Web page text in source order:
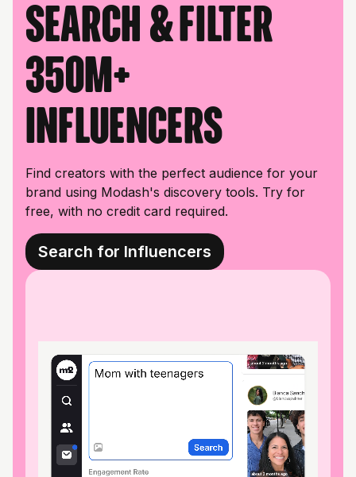
Search & filter
350M+
influencers
Find creators with the perfect audience for your
brand using Modash's discovery tools. Try for
free, with no credit card required.
Search for Influencers